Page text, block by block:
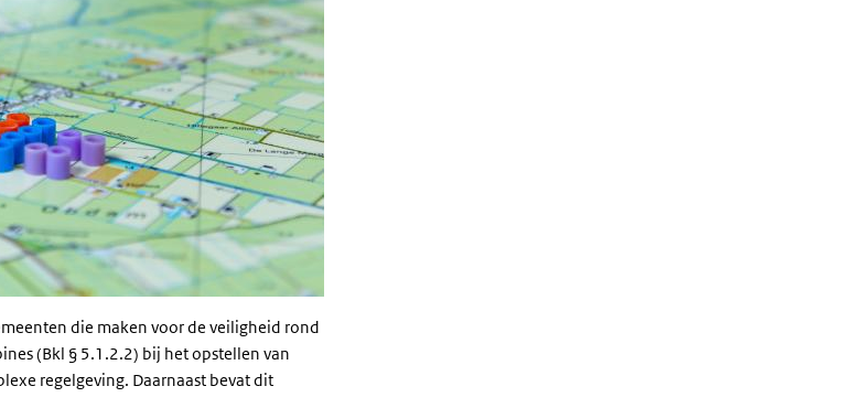
die maken voor de veiligheid rond
(Bkl § 5.1.2.2) bij het opstellen van
regelgeving. Daarnaast bevat dit